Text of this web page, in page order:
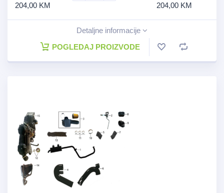
204,00 KM
204,00 KM
Detaljne informacije
POGLEDAJ PROIZVODE